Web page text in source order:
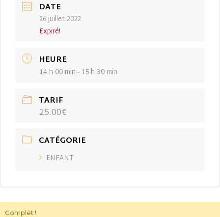
DATE
26 juillet 2022
Expiré!
HEURE
14 h 00 min - 15 h 30 min
TARIF
25.00€
CATÉGORIE
ENFANT
Complet !